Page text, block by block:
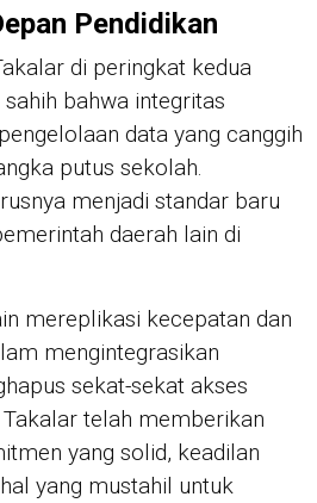
Pendidikan
di peringkat kedua
bahwa integritas
data yang canggih
putus sekolah.
menjadi standar baru
daerah lain di
mereplikasi kecepatan dan
mengintegrasikan
sekat-sekat akses
telah memberikan
yang solid, keadilan
yang mustahil untuk